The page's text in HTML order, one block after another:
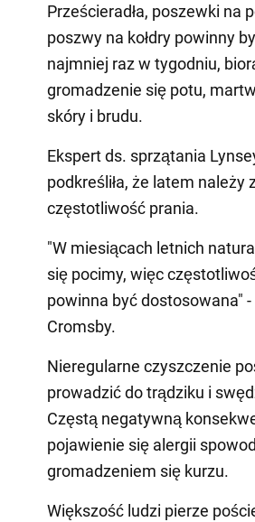
Prześcieradła, poszewki na
poszwy na kołdry powinny
najmniej raz w tygodniu,
gromadzenie się potu,
skóry i brudu.
Ekspert ds. sprzątania
podkreśliła, że latem należy
częstotliwość prania.
"W miesiącach letnich
się pocimy, więc
powinna być dostosowana" -
Cromsby.
Nieregularne czyszczenie
prowadzić do trądziku i
Częstą negatywną
pojawienie się alergii
gromadzeniem się kurzu.
Większość ludzi pierze